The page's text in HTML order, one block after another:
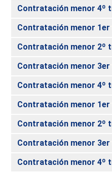
Contratación menor 4º
Contratación menor
Contratación menor 2º
Contratación menor
Contratación menor 4º
Contratación menor
Contratación menor 2º
Contratación menor
Contratación menor 4º